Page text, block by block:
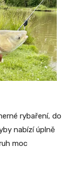
rybaření, do
nabízí úplně
moc